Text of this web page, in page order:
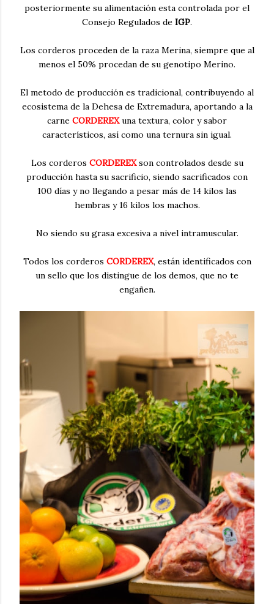
posteriormente su alimentación esta controlada por el
Consejo Regulados de IGP.
Los corderos proceden de la raza Merina, siempre que al
menos el 50% procedan de su genotipo Merino.
El metodo de producción es tradicional, contribuyendo al
ecosistema de la Dehesa de Extremadura, aportando a la
carne CORDEREXuna textura, color y sabor
característicos, así como una ternura sin igual.
Los corderos CORDEREXson controlados desde su
producción hasta su sacrificio, siendo sacrificados con
100 días y no llegando a pesar más de 14 kilos las
hembras y 16 kilos los machos.
No siendo su grasa excesiva a nivel intramuscular.
Todos los corderos CORDEREX, están identificados con
un sello que los distingue de los demos, que no te
engañen.